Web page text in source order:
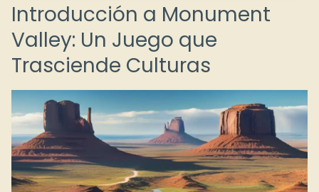
Introducción a Monument
Valley: Un Juego que
Trasciende Culturas